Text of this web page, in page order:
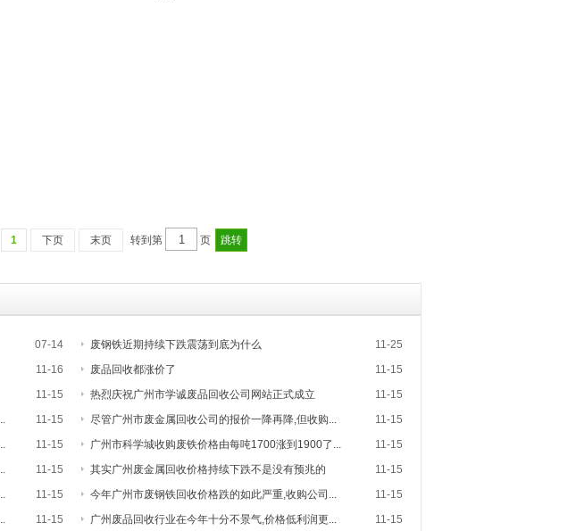
1 下页 末页 转到第 页
07-14 11-25
废钢铁近期持续下跌震荡到底为什么
11-16
11-15
废品回收都涨价了
11-15
11-15
热烈庆祝广州市学诚废品回收公司网站正式成立
11-15
11-15
尽管广州市废金属回收公司的报价一降再降,但收购...
11-15
11-15
广州市科学城收购废铁价格由每吨1700涨到1900了...
11-15
11-15
其实广州废金属回收价格持续下跌不是没有预兆的
11-15
11-15
今年广州市废钢铁回收价格跌的如此严重,收购公司...
11-15
11-15
广州废品回收行业在今年十分不景气,价格低利润更...